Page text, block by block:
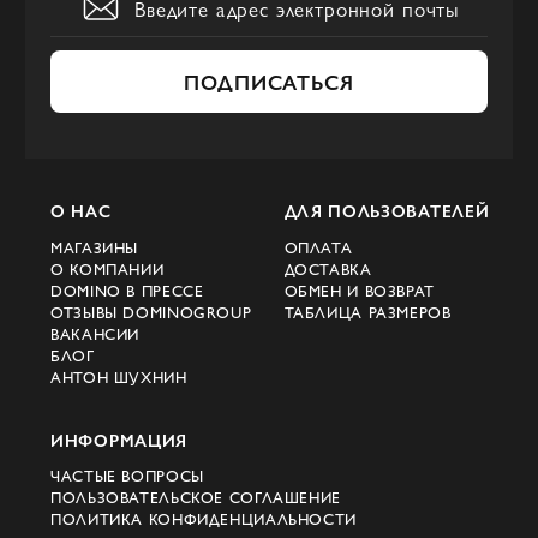
расположена в Милане — одном из
мировых центров моды.
ДНК бренда MSGM
тренды и создавать одежду, которая
отражает современные модные веяния.
Тем не менее он имеет собственный
неповторимый стиль, особенностями
которого являются:
геометрических форм до цветочных
мотивов. Благодаря оригинальным
принтам вещи MSGM сразу же привлекают
ПОДПИСАТЬСЯ
О НАС
МАГАЗИНЫ
О КОМПАНИИ
DOMINO В ПРЕССЕ
ОТЗЫВЫ DOMINOGROUP
ВАКАНСИИ
БЛОГ
АНТОН ШУХНИН
ДЛЯ ПОЛЬЗОВАТЕЛЕЙ
ОПЛАТА
ДОСТАВКА
ОБМЕН И ВОЗВРАТ
ТАБЛИЦА РАЗМЕРОВ
ИНФОРМАЦИЯ
ЧАСТЫЕ ВОПРОСЫ
ПОЛЬЗОВАТЕЛЬСКОЕ СОГЛАШЕНИЕ
ПОЛИТИКА КОНФИДЕНЦИАЛЬНОСТИ